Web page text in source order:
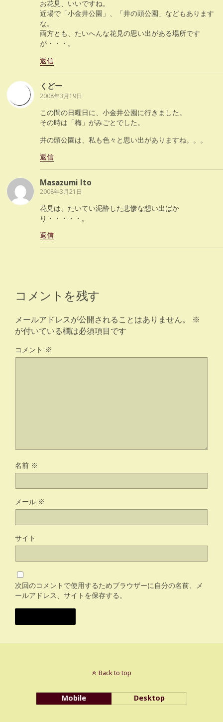
お花見、いいですね。
近場で「小金井公園」、「井の頭公園」などもあります
な。
両方とも、たいへんな花見の思い出がある場所です
が・・・。
返信
くどー
2008年3月19日
この間の日曜日に、小金井公園に行きました。
その時は「梅」がみごとでした。
井の頭公園は、私も色々と思い出がありますね。。。
返信
Masazumi Ito
2008年3月21日
花見は、たいてい泥酔した悲惨な想い出ばか
り・・・・・。
返信
コメントを残す
メールアドレスが公開されることはありません。
※
が付いている欄は必須項目です
コメント ※
名前 ※
メール ※
サイト
次回のコメントで使用するためブラウザーに自分の名前、メ
ールアドレス、サイトを保存する。
Back to top
Mobile Desktop